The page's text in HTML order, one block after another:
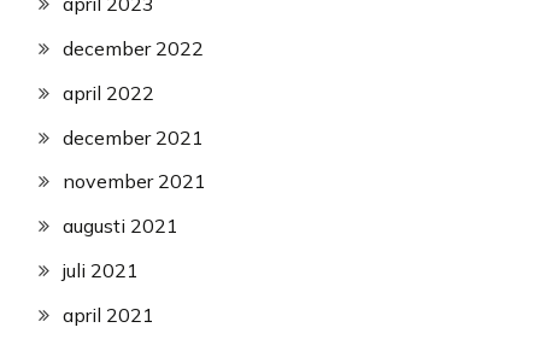
december 2022
april 2022
december 2021
november 2021
augusti 2021
juli 2021
april 2021